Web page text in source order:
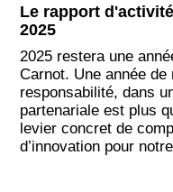
Le rapport
2025
2025 restera une
Carnot. Une année de
responsabilité, dans
partenariale est plus
levier concret de
d’innovation pour